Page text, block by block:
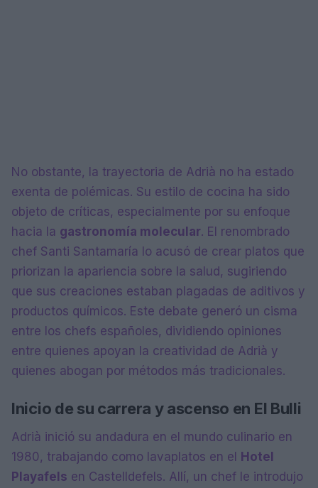
No obstante, la trayectoria de Adrià no ha estado
exenta de polémicas. Su estilo de cocina ha sido
objeto de críticas, especialmente por su enfoque
hacia la gastronomía molecular. El renombrado
chef Santi Santamaría lo acusó de crear platos que
priorizan la apariencia sobre la salud, sugiriendo
que sus creaciones estaban plagadas de aditivos y
productos químicos. Este debate generó un cisma
entre los chefs españoles, dividiendo opiniones
entre quienes apoyan la creatividad de Adrià y
quienes abogan por métodos más tradicionales.
Inicio de su carrera y ascenso en El Bulli
Adrià inició su andadura en el mundo culinario en
1980, trabajando como lavaplatos en el Hotel
Playafels en Castelldefels. Allí, un chef le introdujo